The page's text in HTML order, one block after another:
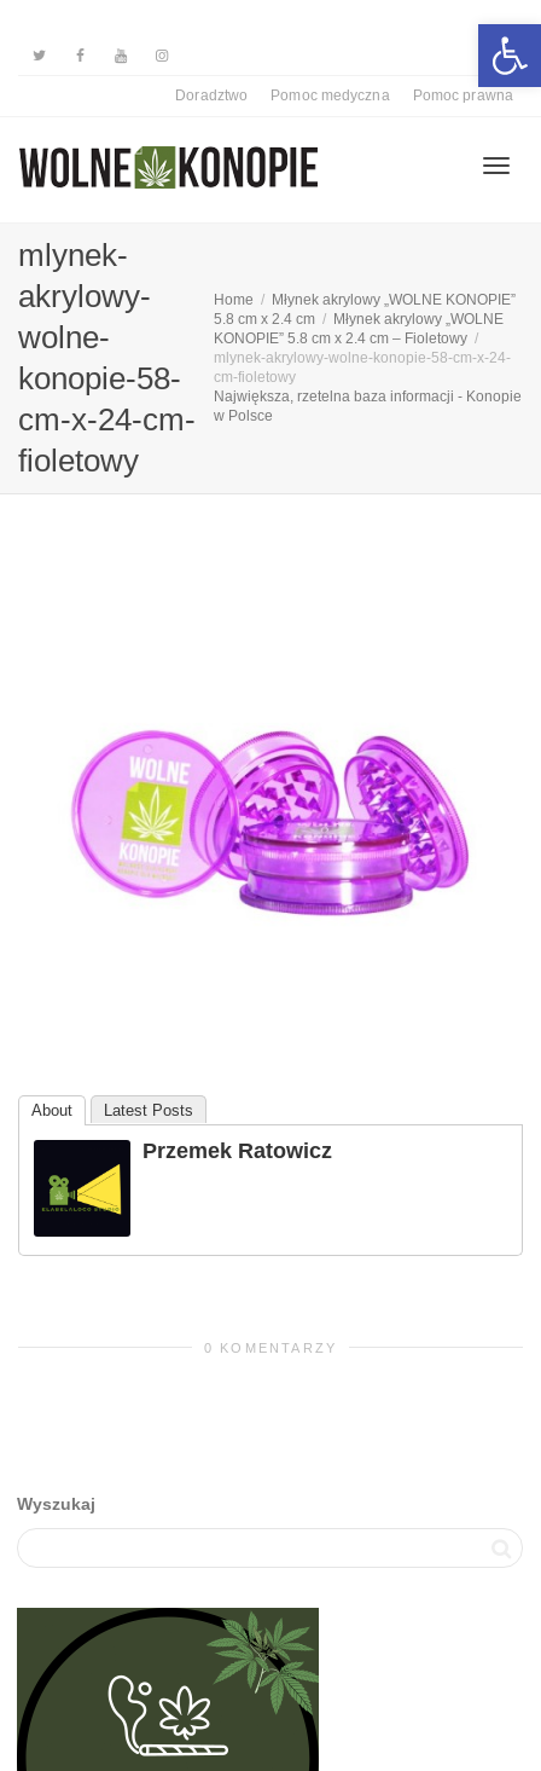
Doradztwo Pomoc medyczna Pomoc prawna
mlynek-
akrylowy-
wolne-
konopie-58-
cm-x-24-cm-
fioletowy
Home
Młynek akrylowy „WOLNE KONOPIE”
5.8 cm x 2.4 cm
Młynek akrylowy „WOLNE
KONOPIE” 5.8 cm x 2.4 cm – Fioletowy
mlynek-akrylowy-wolne-konopie-58-cm-x-24-
cm-fioletowy
Największa, rzetelna baza informacji - Konopie
w Polsce
About Latest Posts
Przemek Ratowicz
0 KOMENTARZY
Wyszukaj